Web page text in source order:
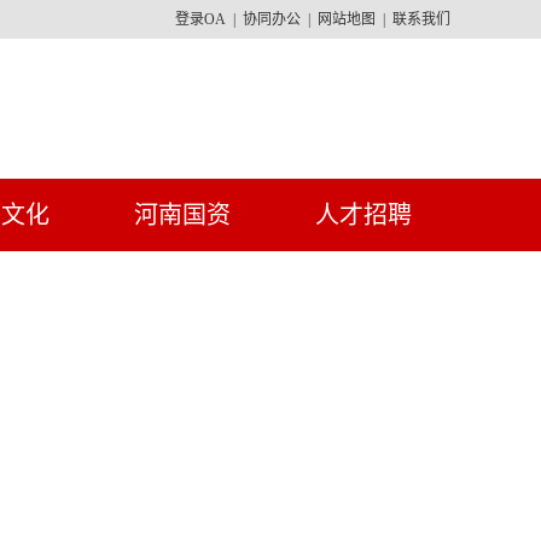
登录OA 协同办公 网站地图 联系我们
化 河南国资 人才招聘